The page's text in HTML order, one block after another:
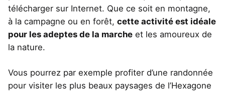
télécharger sur Internet. Que ce soit en montagne,
à la campagne ou en forêt, cette activité est idéale
pour les adeptes de la marche et les amoureux de
la nature.
Vous pourrez par exemple profiter d’une randonnée
pour visiter les plus beaux paysages de l’Hexagone